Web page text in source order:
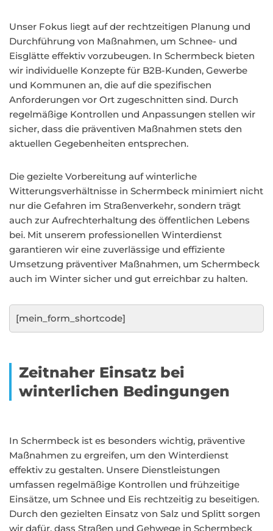
Unser Fokus liegt auf der rechtzeitigen Planung und
Durchführung von Maßnahmen, um Schnee- und
Eisglätte effektiv vorzubeugen. In Schermbeck bieten
wir individuelle Konzepte für B2B-Kunden, Gewerbe
und Kommunen an, die auf die spezifischen
Anforderungen vor Ort zugeschnitten sind. Durch
regelmäßige Kontrollen und Anpassungen stellen wir
sicher, dass die präventiven Maßnahmen stets den
aktuellen Gegebenheiten entsprechen.
Die gezielte Vorbereitung auf winterliche
Witterungsverhältnisse in Schermbeck minimiert nicht
nur die Gefahren im Straßenverkehr, sondern trägt
auch zur Aufrechterhaltung des öffentlichen Lebens
bei. Mit unserem professionellen Winterdienst
garantieren wir eine zuverlässige und effiziente
Umsetzung präventiver Maßnahmen, um Schermbeck
auch im Winter sicher und gut erreichbar zu halten.
[mein_form_shortcode]
Zeitnaher Einsatz bei
winterlichen Bedingungen
In Schermbeck ist es besonders wichtig, präventive
Maßnahmen zu ergreifen, um den Winterdienst
effektiv zu gestalten. Unsere Dienstleistungen
umfassen regelmäßige Kontrollen und frühzeitige
Einsätze, um Schnee und Eis rechtzeitig zu beseitigen.
Durch den gezielten Einsatz von Salz und Splitt sorgen
wir dafür, dass Straßen und Gehwege in Schermbeck